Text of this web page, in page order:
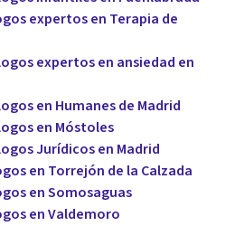
expertos en Terapia de
expertos en ansiedad en
en Humanes de Madrid
en Móstoles
Jurídicos en Madrid
en Torrejón de la Calzada
en Somosaguas
en Valdemoro